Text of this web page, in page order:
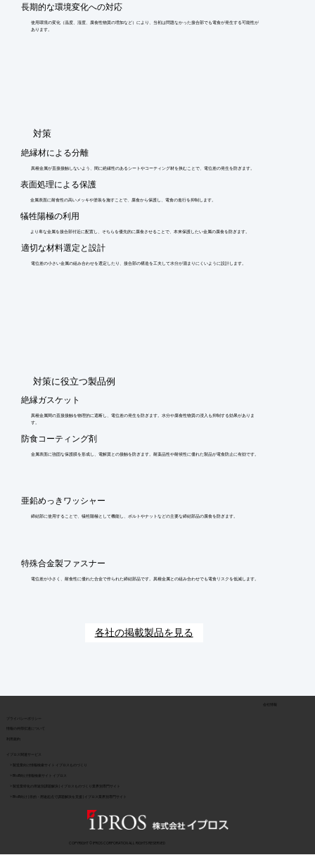
長期的な環境変化への対応
使用環境の変化（温度、湿度、腐食性物質の増加など）により、当初は問題なかった接合部でも電食が発生する可能性が
あります。
​対策
絶縁材による分離
異種金属が直接接触しないよう、間に絶縁性のあるシートやコーティング材を挟むことで、電位差の発生を防ぎます。
表面処理による保護
金属表面に耐食性の高いメッキや塗装を施すことで、腐食から保護し、電食の進行を抑制します。
犠牲陽極の利用
より卑な金属を接合部付近に配置し、そちらを優先的に腐食させることで、本来保護したい金属の腐食を防ぎます。
適切な材料選定と設計
電位差の小さい金属の組み合わせを選定したり、接合部の構造を工夫して水分が溜まりにくいように設計します。
​対策に役立つ製品例
絶縁ガスケット
異種金属間の直接接触を物理的に遮断し、電位差の発生を防ぎます。水分や腐食性物質の浸入も抑制する効果がありま
す。
防食コーティング剤
金属表面に強固な保護膜を形成し、電解質との接触を防ぎます。耐薬品性や耐候性に優れた製品が電食防止に有効です。
亜鉛めっきワッシャー
締結部に使用することで、犠牲陽極として機能し、ボルトやナットなどの主要な締結部品の腐食を防ぎます。
特殊合金製ファスナー
電位差が小さく、耐食性に優れた合金で作られた締結部品です。異種金属との組み合わせでも電食リスクを低減します。
各社の掲載製品を見る
​情報の外部伝達について
会社情報
COPYRIGHT © IPROS CORPORATION ALL RIGHTS RESERVED
イプロス関連サービス
> 製造業向け情報検索サイト イプロスものづくり
> BtoB向け | 目的・用途起点で課題解決を支援 | イプロス業界別専門サイト
> BtoB向け情報検索サイト イプロス
> 製造業特化の用途別課題解決 | イプロスものづくり業界別専門サイト